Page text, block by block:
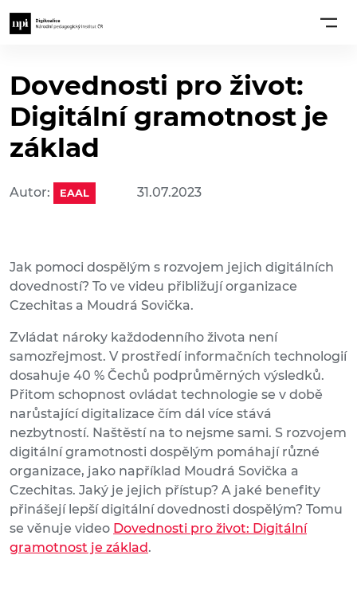
Dovednosti pro život:
Digitální gramotnost je
základ
Autor: EAAL 31.07.2023
Jak pomoci dospělým s rozvojem jejich digitálních
dovedností? To ve videu přibližují organizace
Czechitas a Moudrá Sovička.
Zvládat nároky každodenního života není
samozřejmost. V prostředí informačních technologií
dosahuje 40 % Čechů podprůměrných výsledků.
Přitom schopnost ovládat technologie se v době
narůstající digitalizace čím dál více stává
nezbytností. Naštěstí na to nejsme sami. S rozvojem
digitální gramotnosti dospělým pomáhají různé
organizace, jako například Moudrá Sovička a
Czechitas. Jaký je jejich přístup? A jaké benefity
přinášejí lepší digitální dovednosti dospělým? Tomu
se věnuje video Dovednosti pro život: Digitální
gramotnost je základ .